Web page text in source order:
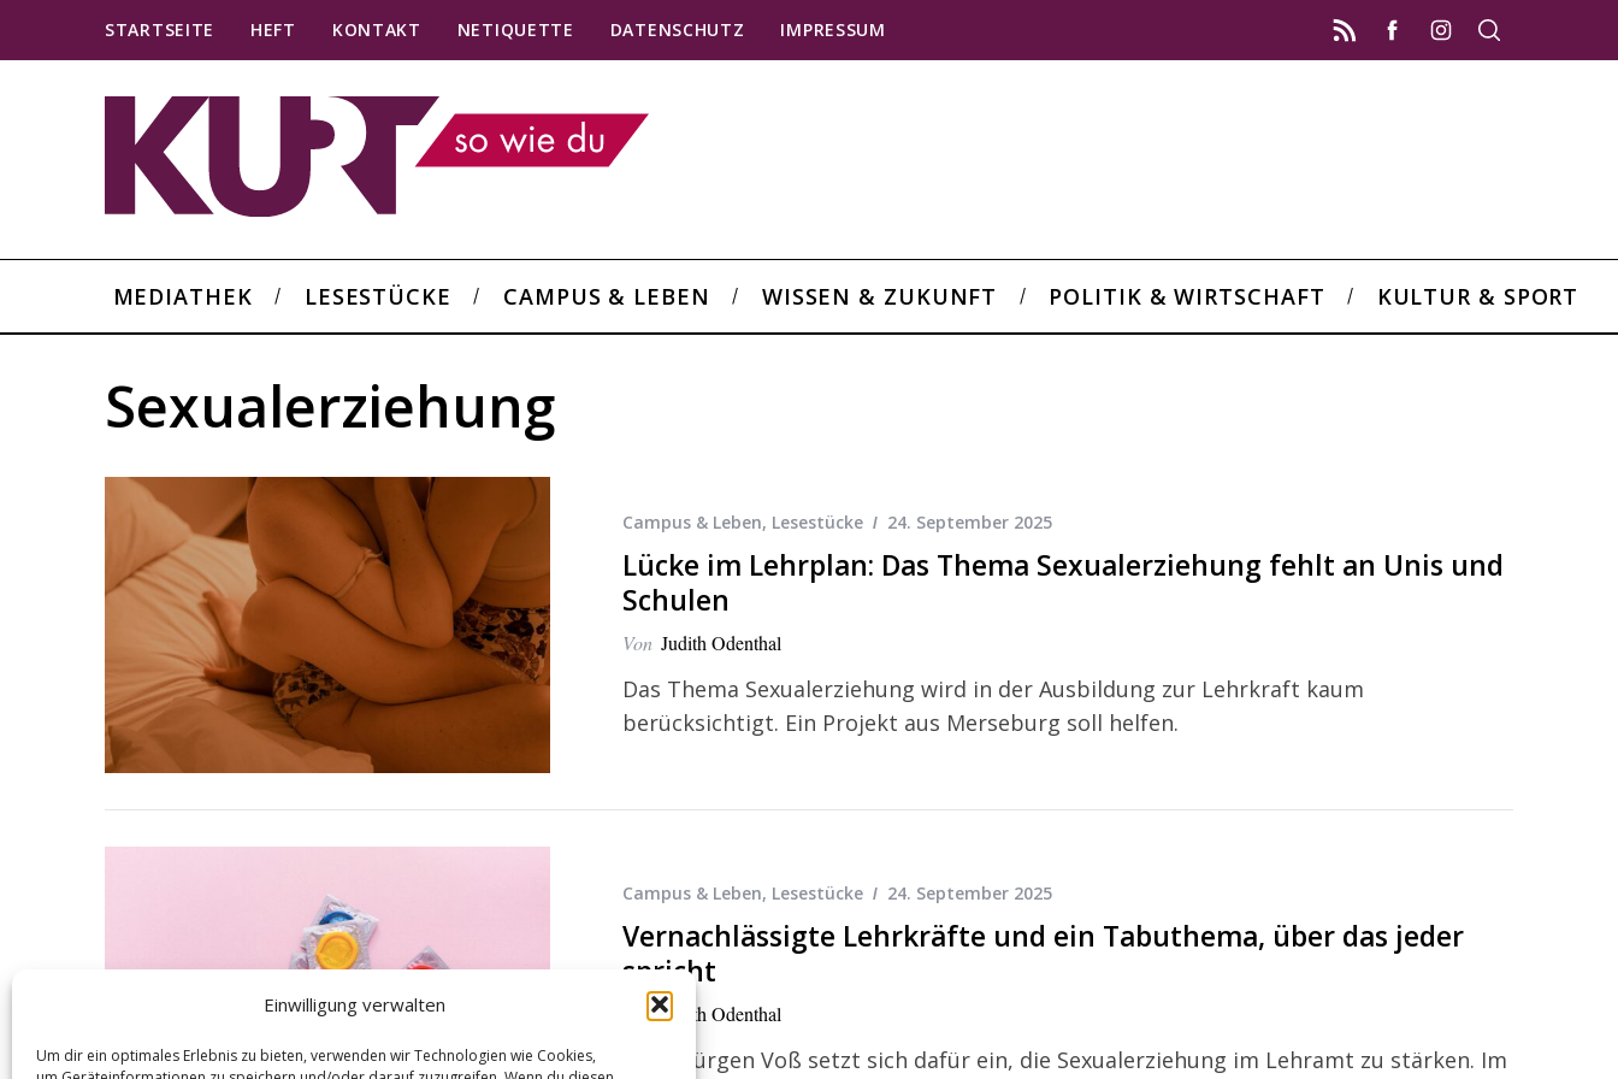
Einwilligung verwalten
Um dir ein optimales Erlebnis zu bieten, verwenden wir Technologien wie Cookies,
STARTSEITE HEFT KONTAKT NETIQUETTE DATENSCHUTZ IMPRESSUM
MEDIATHEK LESESTÜCKE CAMPUS & LEBEN WISSEN & ZUKUNFT POLITIK & WIRTSCHAFT KULTUR & SPORT
Sexualerziehung
Campus & Leben, Lesestücke 24. September 2025
Lücke im Lehrplan: Das Thema Sexualerziehung fehlt an Unis und
Schulen
Von Judith Odenthal
Das Thema Sexualerziehung wird in der Ausbildung zur Lehrkraft kaum
berücksichtigt. Ein Projekt aus Merseburg soll helfen.
Campus & Leben, Lesestücke 24. September 2025
Vernachlässigte Lehrkräfte und ein Tabuthema, über das jeder
spricht
Von Judith Odenthal
Heinz-Jürgen Voß setzt sich dafür ein, die Sexualerziehung im Lehramt zu stärken. Im
S
e
h
f
: